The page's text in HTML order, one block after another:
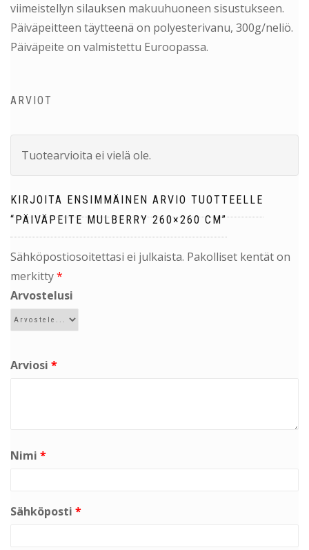
viimeistellyn silauksen makuuhuoneen sisustukseen.
Päiväpeitteen täytteenä on polyesterivanu, 300g/neliö.
Päiväpeite on valmistettu Euroopassa.
ARVIOT
Tuotearvioita ei vielä ole.
KIRJOITA ENSIMMÄINEN ARVIO TUOTTEELLE
“PÄIVÄPEITE MULBERRY 260×260 CM”
Sähköpostiosoitettasi ei julkaista. Pakolliset kentät on
merkitty*
Arvostelusi
Arviosi *
Nimi *
Sähköposti *